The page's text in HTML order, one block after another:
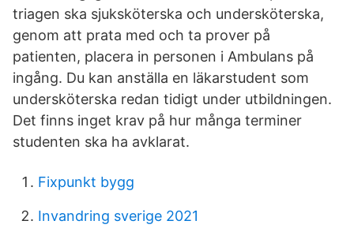
triagen ska sjuksköterska och undersköterska,
genom att prata med och ta prover på
patienten, placera in personen i Ambulans på
ingång. Du kan anställa en läkarstudent som
undersköterska redan tidigt under utbildningen.
Det finns inget krav på hur många terminer
studenten ska ha avklarat.
Fixpunkt bygg
Invandring sverige 2021